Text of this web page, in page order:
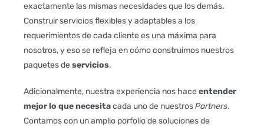
exactamente las mismas necesidades que los demás.
Construir servicios flexibles y adaptables a los
requerimientos de cada cliente es una máxima para
nosotros, y eso se refleja en cómo construimos nuestros
paquetes deservicios.
Adicionalmente, nuestra experiencia nos haceentender
mejor lo que necesitacada uno de nuestrosPartners.
Contamos con un amplio porfolio de soluciones de